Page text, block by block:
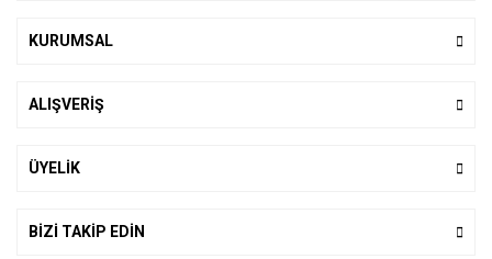
KURUMSAL
ALIŞVERİŞ
ÜYELİK
BİZİ TAKİP EDİN